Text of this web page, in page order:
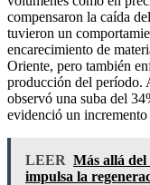
compensaron la caída
tuvieron un
encarecimiento de
Oriente, pero también
producción del período.
observó una suba del
evidenció un
LEER Más allá
impulsa la